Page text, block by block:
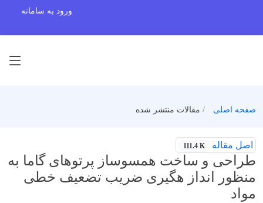
ورود به سامانه
صفحه اصلی مقالات منتشر شده
اصل مقاله 111.4 K
طراحی و ساخت همسوساز پرتوهای گاما به
منظور انداز هگیری ضریب تضعیف خطی
مواد